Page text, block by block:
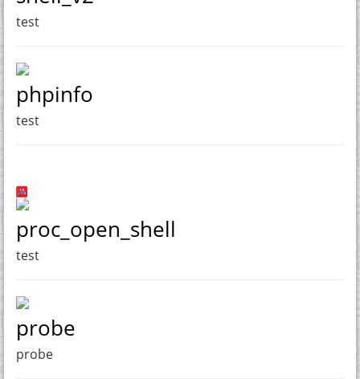
test
phpinfo
test
proc_open_shell
test
probe
probe